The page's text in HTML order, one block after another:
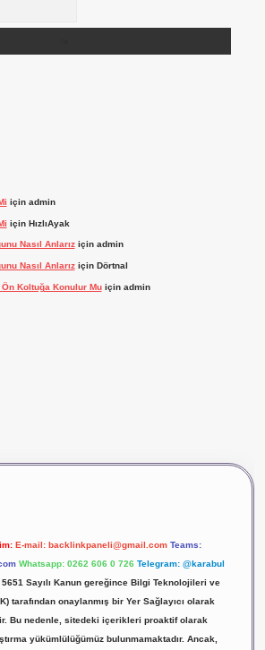
için admin
için HızlıAyak
Nasıl Anlarıziçin admin
Nasıl Anlarıziçin Dörtnal
Koltuğa Konulur Muiçin admin
E-mail: backlinkpaneli@gmail.com Teams:
Whatsapp: 0262 606 0 726 Telegram: @karabul
Sayılı Kanun gereğince Bilgi Teknolojileri ve
tarafından onaylanmış bir Yer Sağlayıcı olarak
Bu nedenle, sitedeki içerikleri proaktif olarak
yükümlülüğümüz bulunmamaktadır. Ancak,